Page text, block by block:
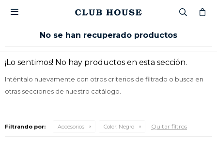

No se han recuperado productos
¡Lo sentimos! No hay productos en esta sección.
Inténtalo nuevamente con otros criterios de filtrado o busca en
otras secciones de nuestro catálogo.
Filtrando por: Accesorios Color: Negro Quitar filtros